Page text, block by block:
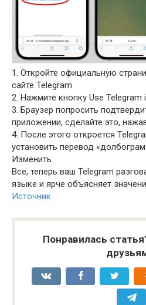
1. Откройте официальную
сайте Telegram
2. Нажмите кнопку Use Telegram
3. Браузер попросить
приложении, сделайте это,
4. После этого откроется
установить перевод
Изменить
Все, теперь ваш Telegram
языке и ярче объясняет
Источник
Понравилась